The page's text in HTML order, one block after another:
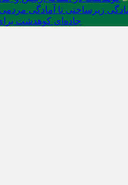
زیرساختی تا آمادگی مردمی
جاده‌ای کوهدشت برای